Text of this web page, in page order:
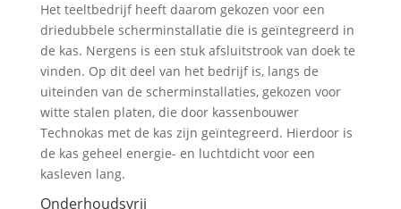
Het teeltbedrijf heeft daarom gekozen voor een
driedubbele scherminstallatie die is geïntegreerd in
de kas. Nergens is een stuk afsluitstrook van doek te
vinden. Op dit deel van het bedrijf is, langs de
uiteinden van de scherminstallaties, gekozen voor
witte stalen platen, die door kassenbouwer
Technokas met de kas zijn geïntegreerd. Hierdoor is
de kas geheel energie- en luchtdicht voor een
kasleven lang.
Onderhoudsvrij